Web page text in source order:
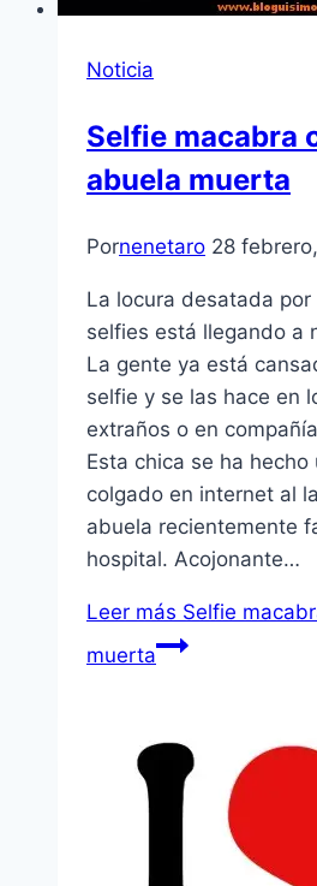
Noticia
Selfie macabra
abuela muerta
Pornenetaro 28
La locura desatada
selfies está llegando a
La gente ya está
selfie y se las hace en
extraños o en
Esta chica se ha
colgado en internet al
abuela recientemente
hospital. Acojonante…
Leer más Selfie
muerta